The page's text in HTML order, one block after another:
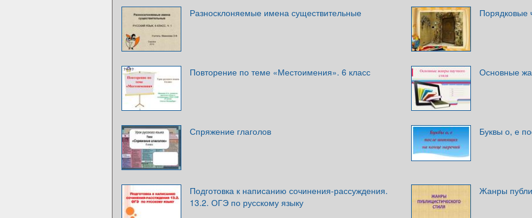
Разносклоняемые имена существительные Порядковые
Повторение по теме «Местоимения». 6 класс Основные
Спряжение глаголов Буквы о, е
Подготовка к написанию сочинения-рассуждения.
13.2. ОГЭ по русскому языку
Жанры